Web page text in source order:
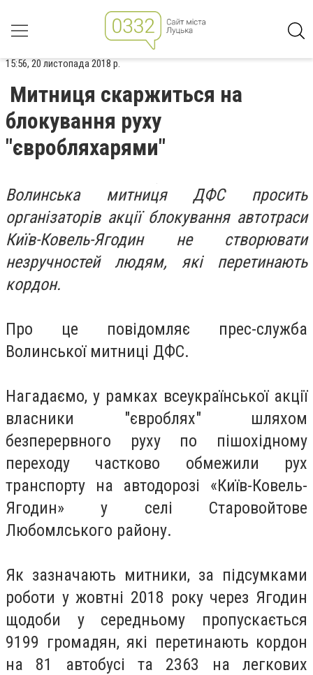
15:56, 20 листопада 2018 р.
Митниця скаржиться на
блокування руху
"євробляхарями"
Волинська митниця ДФС просить
організаторів акції блокування автотраси
Київ-Ковель-Ягодин не створювати
незручностей людям, які перетинають
кордон.
Про це повідомляє прес-служба
Волинської митниці ДФС.
Нагадаємо, у рамках всеукраїнської акції
власники "євроблях" шляхом
безперервного руху по пішохідному
переходу частково обмежили рух
транспорту на автодорозі «Київ-Ковель-
Ягодин» у селі Старовойтове
Любомлського району.
Як зазначають митники, за підсумками
роботи у жовтні 2018 року через Ягодин
щодоби у середньому пропускається
9199 громадян, які перетинають кордон
на 81 автобусі та 2363 на легкових